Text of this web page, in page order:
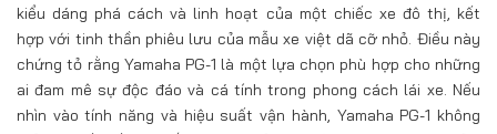
kiểu dáng phá cách và linh hoạt của một chiếc xe đô thị, kết
hợp với tinh thần phiêu lưu của mẫu xe việt dã cỡ nhỏ. Điều này
chứng tỏ rằng Yamaha PG-1 là một lựa chọn phù hợp cho những
ai đam mê sự độc đáo và cá tính trong phong cách lái xe. Nếu
nhìn vào tính năng và hiệu suất vận hành, Yamaha PG-1 không